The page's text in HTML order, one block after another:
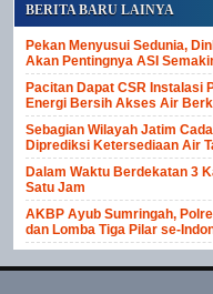
BERITA BARU LAINYA
Pekan Menyusui Sedunia,
Akan Pentingnya ASI
Pacitan Dapat CSR Instalasi
Energi Bersih Akses Air
Sebagian Wilayah Jatim
Diprediksi Ketersediaan Air
Dalam Waktu Berdekatan 3
Satu Jam
AKBP Ayub Sumringah,
dan Lomba Tiga Pilar se-